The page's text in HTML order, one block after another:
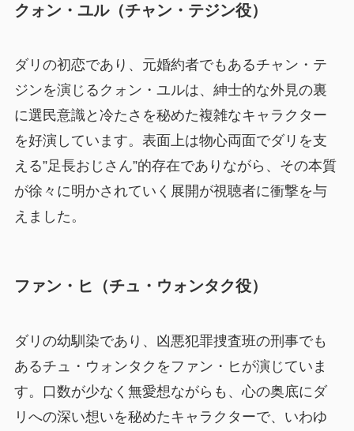
クォン・ユル（チャン・テジン役）
ダリの初恋であり、元婚約者でもあるチャン・テ
ジンを演じるクォン・ユルは、紳士的な外見の裏
に選民意識と冷たさを秘めた複雑なキャラクター
を好演しています。表面上は物心両面でダリを支
える”足長おじさん”的存在でありながら、その本質
が徐々に明かされていく展開が視聴者に衝撃を与
えました。
ファン・ヒ（チュ・ウォンタク役）
ダリの幼馴染であり、凶悪犯罪捜査班の刑事でも
あるチュ・ウォンタクをファン・ヒが演じていま
す。口数が少なく無愛想ながらも、心の奥底にダ
リへの深い想いを秘めたキャラクターで、いわゆ